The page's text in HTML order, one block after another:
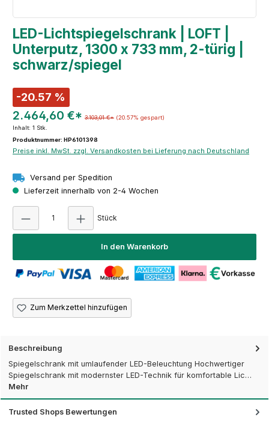
LED-Lichtspiegelschrank | LOFT |
Unterputz, 1300 x 733 mm, 2-türig |
schwarz/spiegel
-20.57 %
2.464,60 €* 3.103,01 €* (20.57% gespart)
Inhalt: 1 Stk.
Produktnummer: HP6101398
Preise inkl. MwSt. zzgl. Versandkosten bei Lieferung nach Deutschland
Versand per Spedition
Lieferzeit innerhalb von 2-4 Wochen
Stück
In den Warenkorb
Zum Merkzettel hinzufügen
Beschreibung
Spiegelschrank mit umlaufender LED-Beleuchtung Hochwertiger
Spiegelschrank mit modernster LED-Technik für komfortable Lic…
Mehr
Trusted Shops Bewertungen